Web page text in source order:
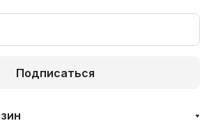
Подписаться